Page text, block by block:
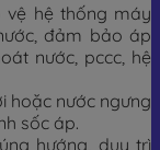
vệ hệ thống máy
đảm bảo áp
nước, pccc, hệ
hoặc nước ngưng
sốc áp.
hướng, duy trì